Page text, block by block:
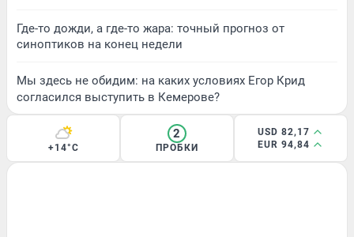
Где-то дожди, а где-то жара: точный прогноз от
синоптиков на конец недели
Мы здесь не обидим: на каких условиях Егор Крид
согласился выступить в Кемерове?
+14°C
2
ПРОБКИ
USD 82,17
EUR 94,84